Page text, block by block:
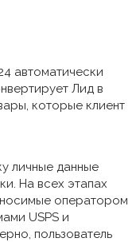
автоматически
Лид в
которые клиент
личные данные
На всех этапах
оператором
USPS и
пользователь